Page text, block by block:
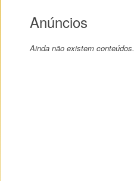
Anúncios
Ainda não existem conteúdos.